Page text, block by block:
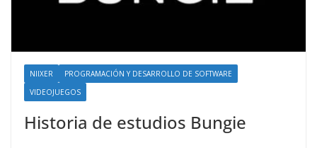
NIIXER
PROGRAMACIÓN Y DESARROLLO DE SOFTWARE
VIDEOJUEGOS
Historia de estudios Bungie